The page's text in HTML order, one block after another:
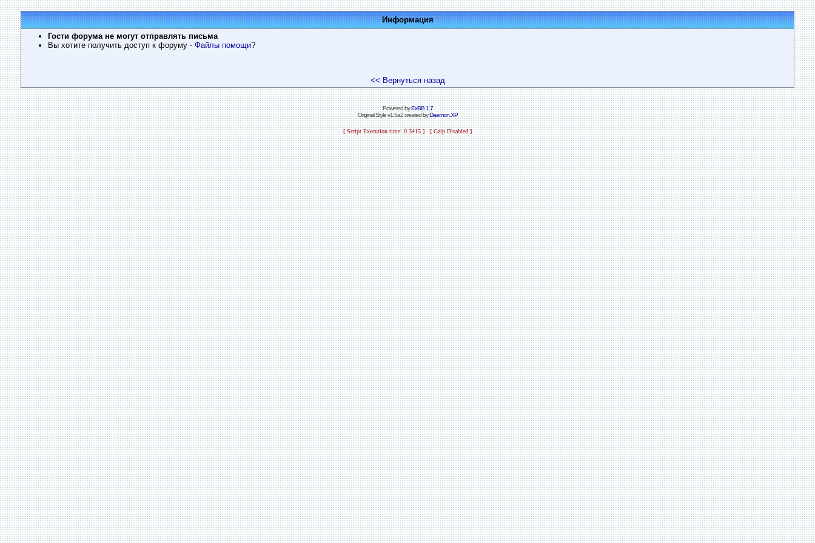
Информация
Гости форума не могут отправлять письма
Вы хотите получить доступ к форуму - Файлы помощи?
<< Вернуться назад
Powered byExBB 1.7
Original Style v1.5a2 created byDaemon.XP
[ Script Execution time: 0.3415 ] [ Gzip Disabled ]